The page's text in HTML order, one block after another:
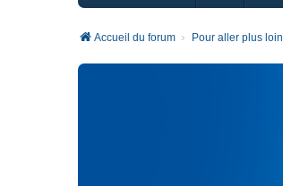
Accueil du forum Pour aller plus loin